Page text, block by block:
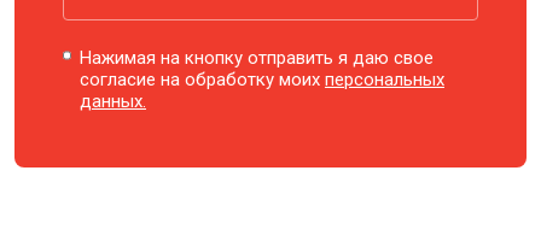
Нажимая на кнопку отправить я даю свое
согласие на обработку моихперсональных
данных.